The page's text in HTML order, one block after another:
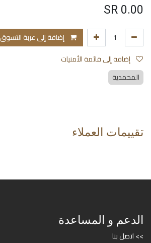
0.00
إضافة إلى عربة التسوق
المحمدية
تقييمات العملاء
الدعم و المساعدة
>> اتصل بنا